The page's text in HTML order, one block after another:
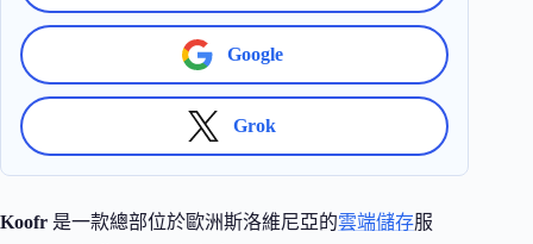
Google
Grok
Koofr 是一款總部位於歐洲斯洛維尼亞的雲端儲存服